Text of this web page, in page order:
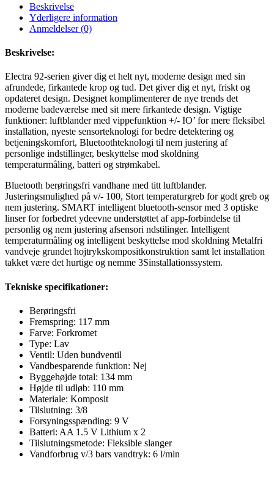
Beskrivelse
Yderligere information
Anmeldelser (0)
Beskrivelse:
Electra 92-serien giver dig et helt nyt, moderne design med sin
afrundede, firkantede krop og tud. Det giver dig et nyt, friskt og
opdateret design. Designet komplimenterer de nye trends det
moderne badeværelse med sit mere firkantede design. Vigtige
funktioner: luftblander med vippefunktion +/- IO’ for mere fleksibel
installation, nyeste sensorteknologi for bedre detektering og
betjeningskomfort, Bluetoothteknologi til nem justering af
personlige indstillinger, beskyttelse mod skoldning
temperaturmåling, batteri og strømkabel.
Bluetooth berøringsfri vandhane med titt luftblander.
Justeringsmulighed på v/- 100, Stort temperaturgreb for godt greb og
nem justering. SMART intelligent bluetooth-sensor med 3 optiske
linser for forbedret ydeevne understøttet af app-forbindelse til
personlig og nem justering afsensori ndstilinger. Intelligent
temperaturmåling og intelligent beskyttelse mod skoldning Metalfri
vandveje grundet hojtrykskompositkonstruktion samt let installation
takket være det hurtige og nemme 3Sinstallationssystem.
Tekniske specifikationer:
Berøringsfri
Fremspring: 117 mm
Farve: Forkromet
Type: Lav
Ventil: Uden bundventil
Vandbesparende funktion: Nej
Byggehøjde total: 134 mm
Højde til udløb: 110 mm
Materiale: Komposit
Tilslutning: 3/8
Forsyningsspænding: 9 V
Batteri: AA 1.5 V Lithium x 2
Tilslutningsmetode: Fleksible slanger
Vandforbrug v/3 bars vandtryk: 6 l/min